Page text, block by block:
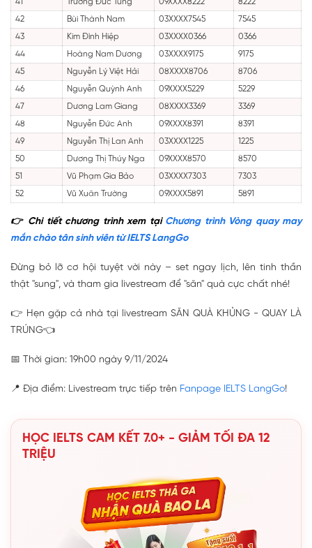
41
Trương Đức Tùng 09XXXX8222
8222
42
Bùi Thành Nam 03XXXX7545
7545
43
Kim Đình Hiệp 03XXXX0366
0366
44
Hoàng Nam Dương 03XXXX9175
9175
45
Nguyễn Lý Việt Hải 08XXXX8706
8706
46
Nguyễn Quỳnh Anh 09XXXX5229
5229
47
Dương Lam Giang 08XXXX3369
3369
48
Nguyễn Đức Anh 09XXXX8391
8391
49
Nguyễn Thị Lan Anh 03XXXX1225
1225
50
Dương Thị Thúy Nga 09XXXX8570
8570
51
Vũ Phạm Gia Bảo 03XXXX7303
7303
52
Vũ Xuân Trường 09XXXX5891 5891
👉 Chi tiết chương trình xem tại Chương trình Vòng quay may
mắn chào tân sinh viên từ IELTS LangGo
Đừng bỏ lỡ cơ hội tuyệt vời này – set ngay lịch, lên tinh thần
thật "sung", và tham gia livestream để "săn" quà cực chất nhé!
👉 Hẹn gặp cả nhà tại livestream SĂN QUÀ KHỦNG - QUAY LÀ
TRÚNG👈
📅 Thời gian: 19h00 ngày 9/11/2024
📍 Địa điểm: Livestream trực tiếp trên Fanpage IELTS LangGo!
HỌC IELTS CAM KẾT 7.0+ - GIẢM TỐI ĐA 12
TRIỆU